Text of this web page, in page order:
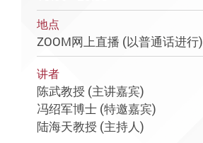
地点
ZOOM网上直播 (以普通话进行)
讲者
陈武教授 (主讲嘉宾)
冯绍军博士 (特邀嘉宾)
陆海天教授 (主持人)